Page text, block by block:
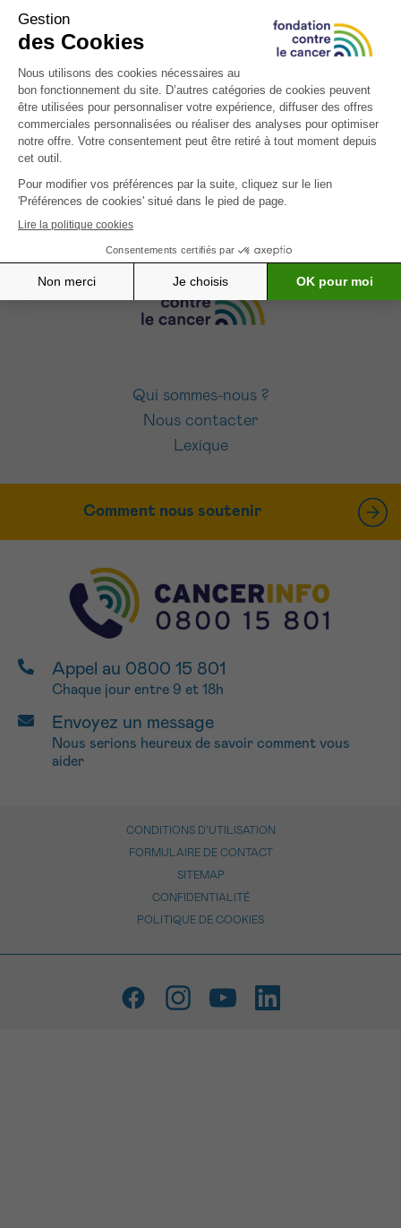
INSCRIVEZ-VOUS À NOTRE NEWSLETTER
J’accepte les conditions d’utilisations
Qui sommes-nous ?
Nous contacter
Lexique
Comment nous soutenir
Appel au 0800 15 801
Chaque jour entre 9 et 18h
Envoyez un message
Nous serions heureux de savoir comment vous
aider
CONDITIONS D’UTILISATION
FORMULAIRE DE CONTACT
SITEMAP
CONFIDENTIALITÉ
POLITIQUE DE COOKIES